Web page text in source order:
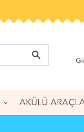
search
AKÜLÜ